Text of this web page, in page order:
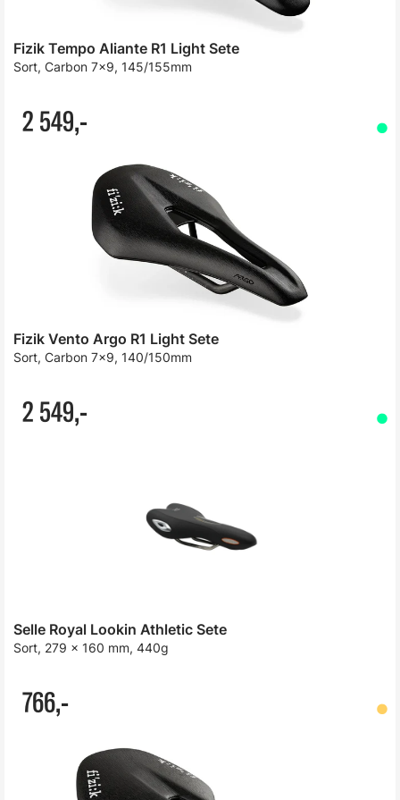
Fizik Tempo Aliante R1 Light Sete
Sort, Carbon 7x9, 145/155mm
2 549,-
Fizik Vento Argo R1 Light Sete
Sort, Carbon 7x9, 140/150mm
2 549,-
Selle Royal Lookin Athletic Sete
Sort, 279 x 160 mm, 440g
766,-